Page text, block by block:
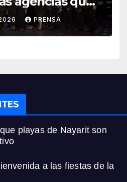
del
PRENSA
playas de Nayarit son
a las fiestas de la